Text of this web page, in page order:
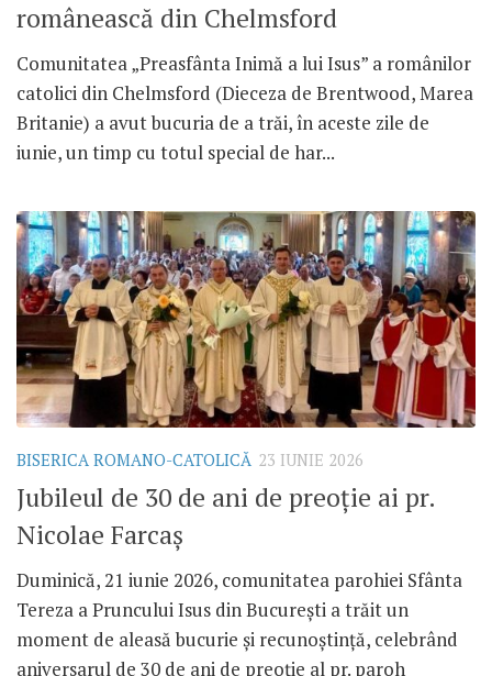
românească din Chelmsford
Comunitatea „Preasfânta Inimă a lui Isus” a românilor
catolici din Chelmsford (Dieceza de Brentwood, Marea
Britanie) a avut bucuria de a trăi, în aceste zile de
iunie, un timp cu totul special de har...
BISERICA ROMANO-CATOLICĂ 23 IUNIE 2026
Jubileul de 30 de ani de preoție ai pr.
Nicolae Farcaș
Duminică, 21 iunie 2026, comunitatea parohiei Sfânta
Tereza a Pruncului Isus din București a trăit un
moment de aleasă bucurie și recunoștință, celebrând
aniversarul de 30 de ani de preoție al pr. paroh